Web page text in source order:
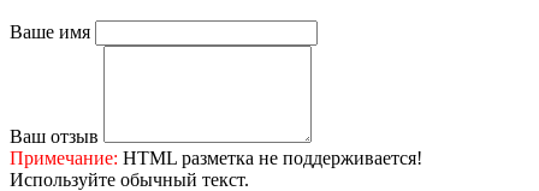
Ваше имя
Ваш отзыв
Примечание: HTML разметка не поддерживается!
Используйте обычный текст.